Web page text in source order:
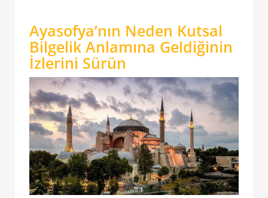
Ayasofya’nın Neden Kutsal
Bilgelik Anlamına Geldiğinin
İzlerini Sürün